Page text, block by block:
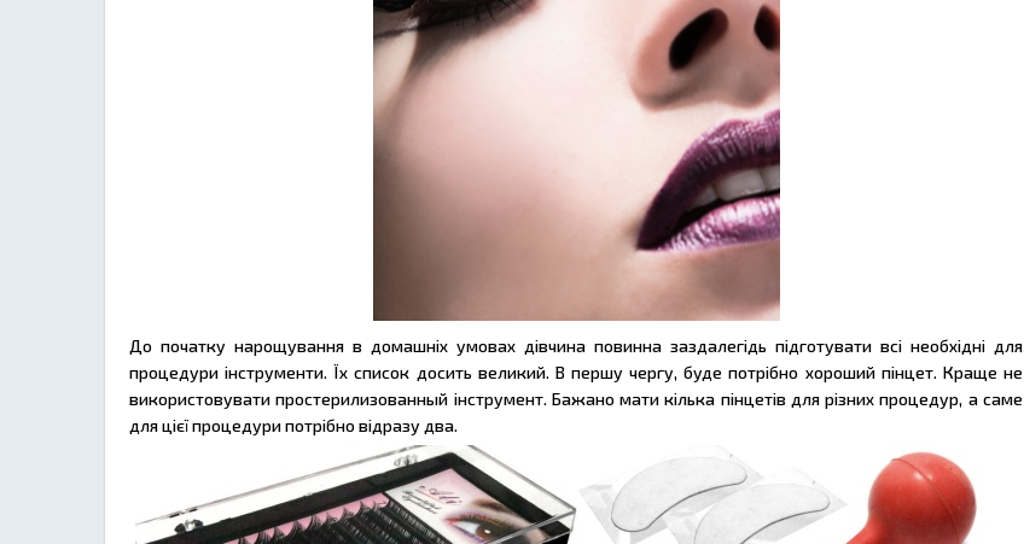
До початку нарощування в домашніх умовах дівчина повинна заздалегідь підготувати всі необхідні для
процедури інструменти. Їх список досить великий. В першу чергу, буде потрібно хороший пінцет. Краще не
використовувати простерилизованный інструмент. Бажано мати кілька пінцетів для різних процедур, а саме
для цієї процедури потрібно відразу два.